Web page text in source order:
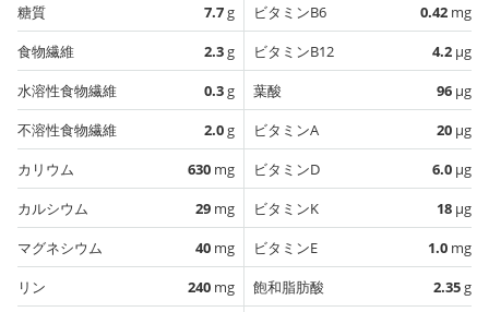
糖質
7.7g
食物繊維
2.3g
水溶性食物繊維
0.3g
不溶性食物繊維
2.0g
カリウム
630 mg
カルシウム
29 mg
マグネシウム
40 mg
リン
240 mg
ビタミンB6
0.42 mg
ビタミンB12
4.2 µg
葉酸
96 µg
ビタミンA
20 µg
ビタミンD
6.0 µg
ビタミンK
18 µg
ビタミンE
1.0 mg
飽和脂肪酸
2.35g